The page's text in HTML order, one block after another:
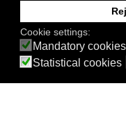
Cookie settings:
Mandatory cookies
Statistical cookies
© 2026 Suba Dental |
Akadálymentesítési